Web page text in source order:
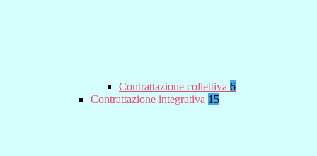
Contrattazione collettiva 6
Contrattazione integrativa 15